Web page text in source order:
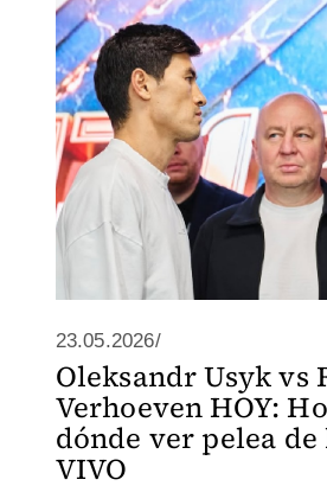
23.05.2026/
Oleksandr Usyk vs
Verhoeven HOY:
dónde ver pelea de
VIVO